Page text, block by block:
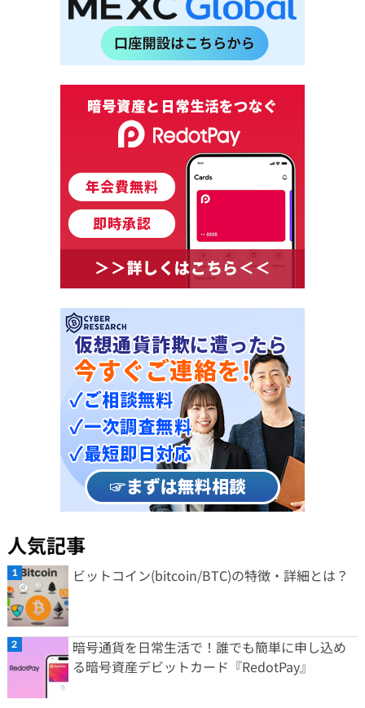
人気記事
ビットコイン(bitcoin/BTC)の特徴・詳細とは？
暗号通貨を日常生活で！誰でも簡単に申し込め
る暗号資産デビットカード『RedotPay』